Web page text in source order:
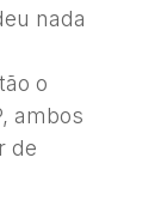
nada
o
ambos
de